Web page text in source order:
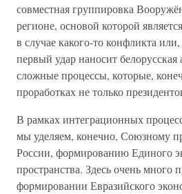
совместная группировка
регионе, основой которой
в случае какого-то конфликта
первый удар наносит белорусская
сложные процессы, которые,
проработках не только
В рамках интеграционных
мы уделяем, конечно, Союзному
России, формированию Единого
пространства. Здесь очень много
формировании Евразийского